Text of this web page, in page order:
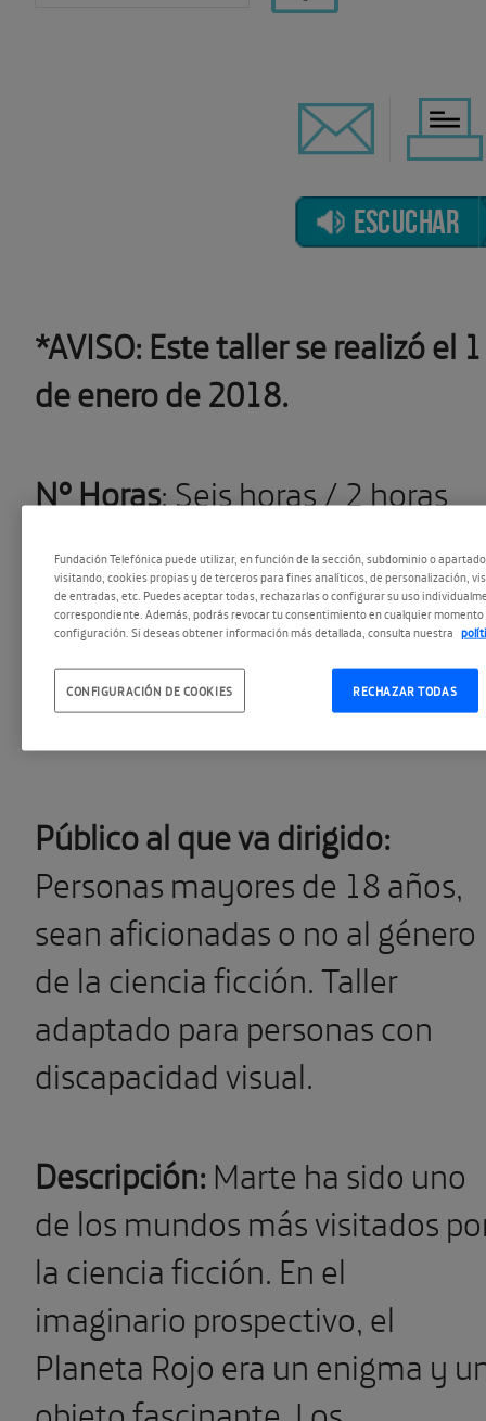
ESCUCHAR
*AVISO: Este taller se realizó el
de enero de 2018.
Nº Horas: Seis horas / 2 horas
Fechas disponibles:Jueves 11,
y 25 de enero de 17,30 a 19,30
Público al que va dirigido:
Personas mayores de 18 años,
sean aficionadas o no al género
de la ciencia ficción. Taller
adaptado para personas con
discapacidad visual.
Descripción: Marte ha sido uno
de los mundos más visitados
la ciencia ficción. En el
imaginario prospectivo, el
Planeta Rojo era un enigma y
Fundación Telefónica puede utilizar, en función de la sección, subdominio o
visitando, cookies propias y de terceros para fines analíticos, de personalización,
de entradas, etc. Puedes aceptar todas, rechazarlas o configurar su uso
correspondiente. Además, podrás revocar tu consentimiento en cualquier momento
configuración. Si deseas obtener información más detallada, consulta nuestra
RECHAZAR TODAS
CONFIGURACIÓN DE COOKIES